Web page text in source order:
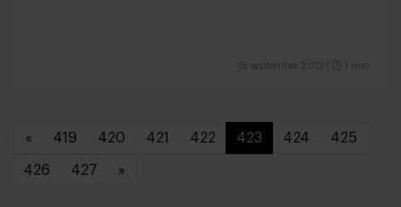
18 september 2012 1 min
« 419 420 421 422 423 424 425
426 427 »